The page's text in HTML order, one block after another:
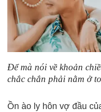
Để mà nói về khoản
chắc chắn phải nằm ở
Ồn ào ly hôn vợ đầu